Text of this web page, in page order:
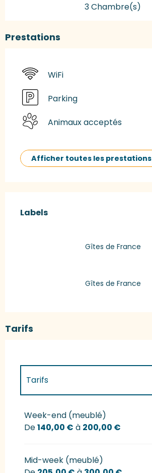
3 Chambre(s)
Prestations
WiFi
Parking
Animaux acceptés
Afficher toutes les prestations
Labels
Labels
Gîtes de France
Gîtes de France
Tarifs
Tarifs
Tarifs 2027
Week-end (meublé)
De140,00 € à 200,00 €
Mid-week (meublé)